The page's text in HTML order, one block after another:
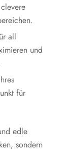
all
und
für
edle
sondern